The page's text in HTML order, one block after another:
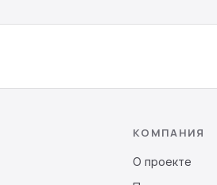
КОМПАНИЯ
О проекте